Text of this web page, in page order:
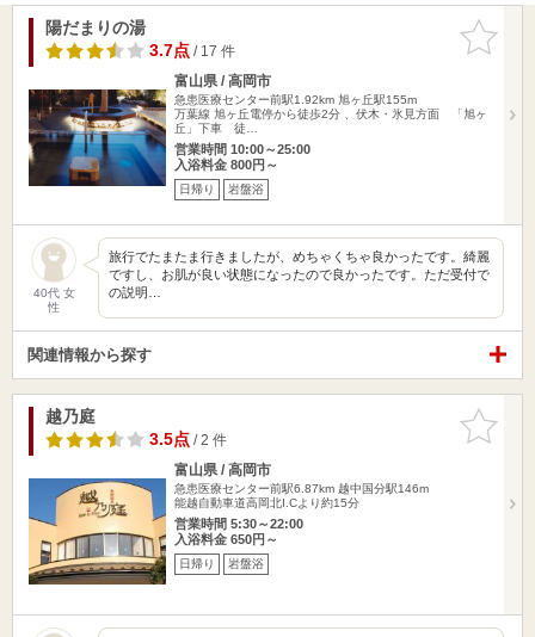
お気に入
りに追加
陽だまりの湯
3.7点/ 17 件
富山県 / 高岡市
急患医療センター前駅1.92km 旭ヶ丘駅155m
万葉線 旭ヶ丘電停から徒歩2分 、伏木・氷見方面 「旭ヶ
丘」下車 徒…
営業時間 10:00～25:00
入浴料金 800円～
日帰り 岩盤浴
40代 女
性
旅行でたまたま行きましたが、めちゃくちゃ良かったです。綺麗
ですし、お肌が良い状態になったので良かったです。ただ受付で
の説明…
関連情報から探す
お気に入
りに追加
越乃庭
3.5点/ 2 件
富山県 / 高岡市
急患医療センター前駅6.87km 越中国分駅146m
能越自動車道高岡北I.Cより約15分
営業時間 5:30～22:00
入浴料金 650円～
日帰り 岩盤浴